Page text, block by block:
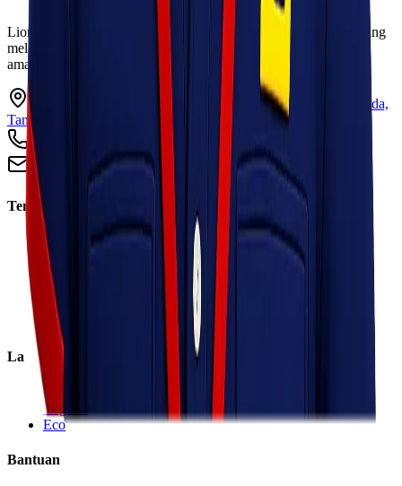
Lionel Express adalah perusahaan jasa pengiriman terpercaya yang
melayani pengiriman barang ke seluruh Indonesia dengan cepat,
aman, dan harga kompetitif.
Ruko Garden Square Blok G No. 11-12 Jurumudi baru, Benda,
Tangerang, Banten 15124
+62 813 8838 8182
info@lionelexpress.com
Tentang Kami
Tentang Kami
Visi & Misi
Sosial Perusahaan
Karir
Cabang
Informasi
Layanan
Express
Regular
Eco
Bantuan